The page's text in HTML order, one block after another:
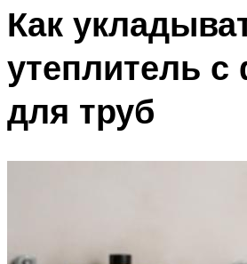
Как
утеплитель с
для труб